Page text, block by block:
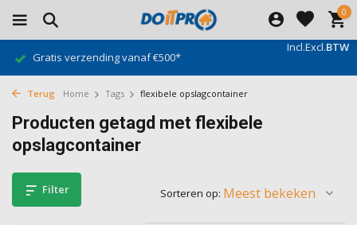
0
Incl.Excl.BTW
Gratis verzending vanaf €500*
Terug Home Tags flexibele opslagcontainer
Producten getagd met flexibele
opslagcontainer
Filter Sorteren op: